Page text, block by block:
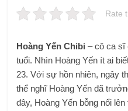
Rate
Hoàng Yến Chibi– cô ca sĩ
tuổi. Nhìn Hoàng Yến ít ai
23. Với sự hồn nhiên, ngây
thể nghĩ Hoàng Yến đã
đây, Hoàng Yến bỗng nổi